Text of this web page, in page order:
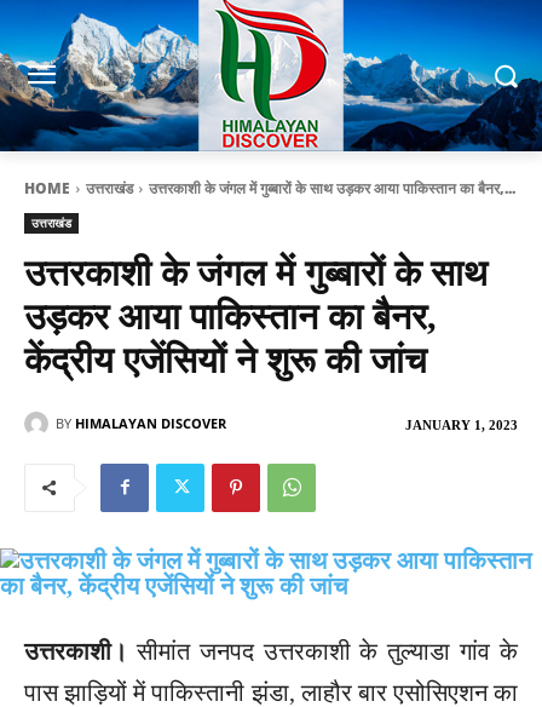
HOME उत्तराखंड उत्तरकाशी के जंगल में गुब्बारों के साथ उड़कर आया पाकिस्तान का बैनर,...
उत्तराखंड
उत्तरकाशी के जंगल में गुब्बारों के साथ
उड़कर आया पाकिस्तान का बैनर,
केंद्रीय एजेंसियों ने शुरू की जांच
JANUARY 1, 2023
BY HIMALAYAN DISCOVER
उत्तरकाशी। सीमांत जनपद उत्तरकाशी के तुल्याडा गांव के
पास झाड़ियों में पाकिस्तानी झंडा, लाहौर बार एसोसिएशन का